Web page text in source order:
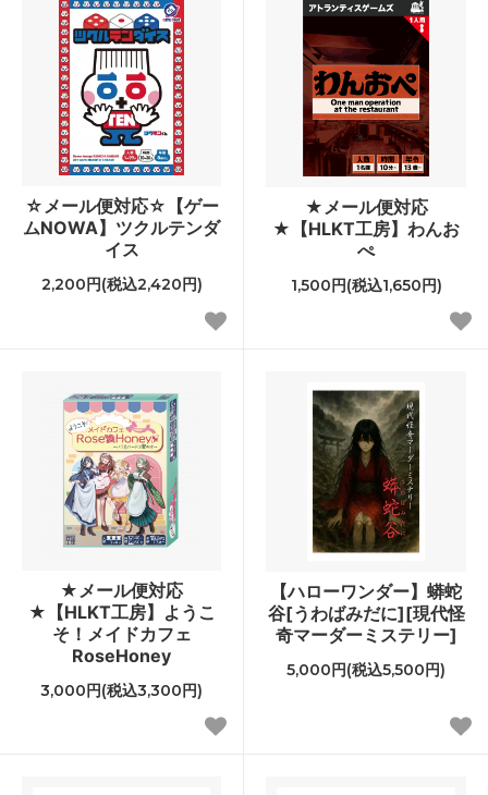
☆メール便対応☆【ゲー
ムNOWA】ツクルテンダ
イス
2,200円(税込2,420円)
★メール便対応
★【HLKT工房】わんお
ぺ
1,500円(税込1,650円)
★メール便対応
★【HLKT工房】ようこ
そ！メイドカフェ
RoseHoney
3,000円(税込3,300円)
【ハローワンダー】蟒蛇
谷[うわばみだに][現代怪
奇マーダーミステリー]
5,000円(税込5,500円)